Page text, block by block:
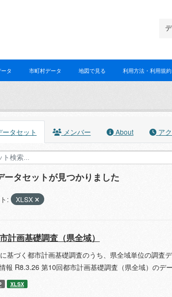
タ 市町村データ 地図で見る 利用方法・利用規約
タセット メンバー About アク
ータセットが見つかりました
: XLSX
計画基礎調査（県全域）
基づく都市計画基礎調査のうち、県全域単位の調査
報 R8.3.26 第10回都市計画基礎調査（県全域）のデ
XLSX